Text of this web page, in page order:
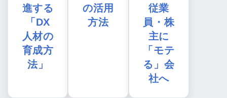
進する
「DX
人材の
育成方
法」
の活用
方法
従業
員・株
主に
「モテ
る」会
社へ